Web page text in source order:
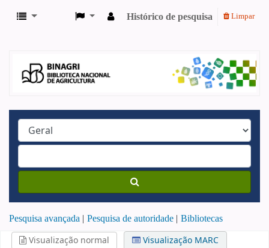
Histórico de pesquisa Limpar
Pesquisa avançada Pesquisa de autoridade Bibliotecas
Visualização normal
Visualização MARC